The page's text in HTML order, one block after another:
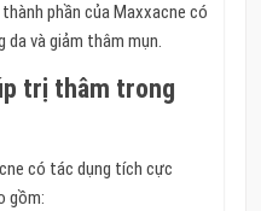
phần của Maxxacne có
da và giảm thâm mụn.
trị thâm trong
có tác dụng tích cực
gồm: